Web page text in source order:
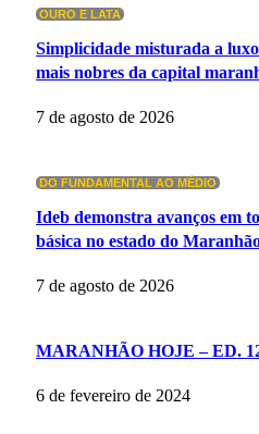
OURO E LATA
Simplicidade misturada a
mais nobres da capital
7 de agosto de 2026
DO FUNDAMENTAL AO MÉDIO
Ideb demonstra avanços em
básica no estado do
7 de agosto de 2026
MARANHÃO HOJE – ED.
6 de fevereiro de 2024